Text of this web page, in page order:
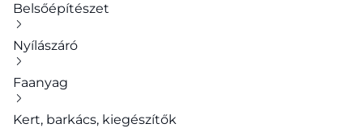
Belsőépítészet
Nyílászáró
Faanyag
Kert, barkács, kiegészítők